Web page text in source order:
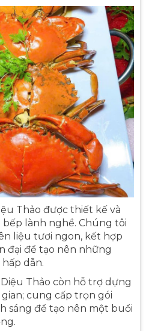
Thảo được thiết kế và
lành nghề. Chúng tôi
liệu tươi ngon, kết hợp
đại để tạo nên những
dẫn.
Thảo còn hỗ trợ dựng
cung cấp trọn gói
sáng để tạo nên một buổi